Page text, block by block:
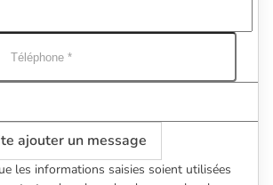
ajouter un message
les informations saisies soient utilisées